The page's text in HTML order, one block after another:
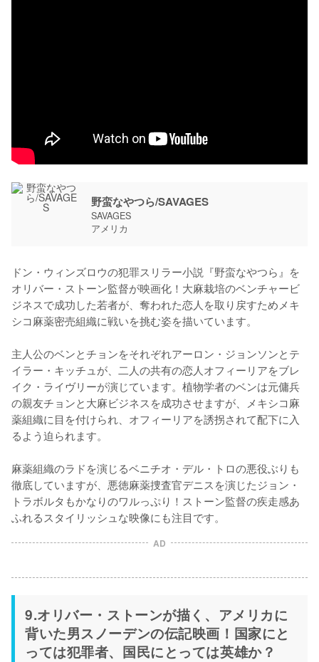
野蛮なやつら/SAVAGES
SAVAGES
アメリカ
ドン・ウィンズロウの犯罪スリラー小説『野蛮なやつら』を
オリバー・ストーン監督が映画化！大麻栽培のベンチャービ
ジネスで成功した若者が、奪われた恋人を取り戻すためメキ
シコ麻薬密売組織に戦いを挑む姿を描いています。
主人公のベンとチョンをそれぞれアーロン・ジョンソンとテ
イラー・キッチュが、二人の共有の恋人オフィーリアをブレ
イク・ライヴリーが演じています。植物学者のベンは元傭兵
の親友チョンと大麻ビジネスを成功させますが、メキシコ麻
薬組織に目を付けられ、オフィーリアを誘拐されて配下に入
るよう迫られます。
麻薬組織のラドを演じるベニチオ・デル・トロの悪役ぶりも
徹底していますが、悪徳麻薬捜査官デニスを演じたジョン・
トラボルタもかなりのワルっぷり！ストーン監督の疾走感あ
ふれるスタイリッシュな映像にも注目です。
AD
9.オリバー・ストーンが描く、アメリカに
背いた男スノーデンの伝記映画！国家にと
っては犯罪者、国民にとっては英雄か？